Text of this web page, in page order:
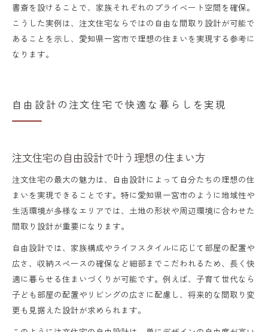
書斎を設けることで、家族それぞれのプライベート空間を確保。
こうした実例は、注文住宅ならではの自由な間取り設計が可能で
あることを示し、愛知県一宮市で理想の住まいを実現する参考に
なります。
自由設計の注文住宅で快適な暮らしを実現
注文住宅の自由設計で叶う理想の住まい方
注文住宅の最大の魅力は、自由設計によって自分たちの理想の住
まいを実現できることです。特に愛知県一宮市のように地域性や
生活環境が多様なエリアでは、土地の形状や周辺環境に合わせた
間取り設計が重要になります。
自由設計では、家族構成やライフスタイルに応じて部屋の配置や
広さ、収納スペースの確保など細部までこだわれるため、長く快
適に暮らせる住まいづくりが可能です。例えば、子育て世代なら
子ども部屋の配置やリビングの広さに配慮し、将来的な間取り変
更も見据えた設計が求められます。